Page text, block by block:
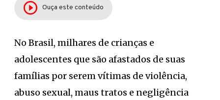
Ouça este conteúdo
No Brasil, milhares de crianças e
adolescentes que são afastados de suas
famílias por serem vítimas de violência,
abuso sexual, maus tratos e negligência